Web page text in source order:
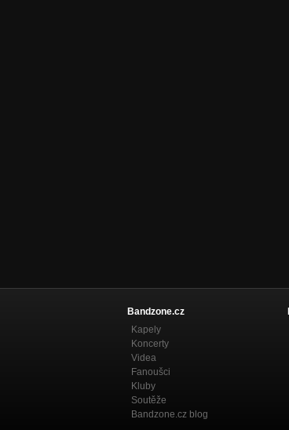
Bandzone.cz
Kapely
Koncerty
Videa
Fanoušci
Kluby
Soutěže
Bandzone.cz blog